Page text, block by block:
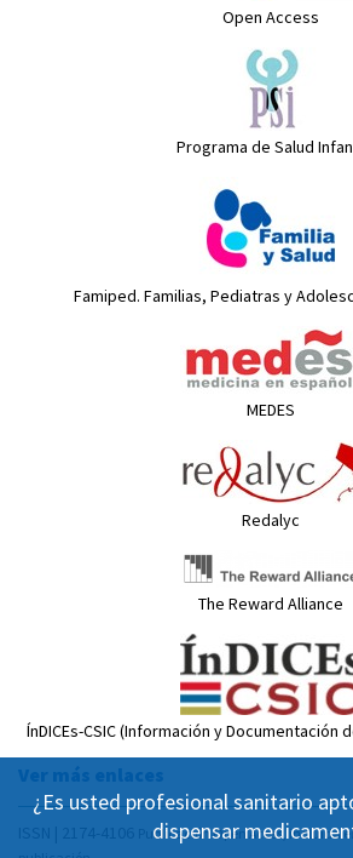
Open Access
Programa de Salud
Famiped. Familias, Pediatras y
MEDES
Redalyc
The Reward Alliance
ÍnDICEs-CSIC (Información y Documentación
Ver más enlaces
¿Es usted profesional sanitario
dispensar
Publicación Open Acess, incluida